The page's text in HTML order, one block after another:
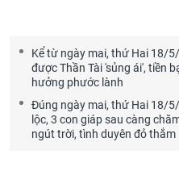
Kể từ ngày mai, thứ Hai 18/
được Thần Tài 'sủng ái', tiền
hưởng phước lành
Đúng ngày mai, thứ Hai 18/
lộc, 3 con giáp sau càng
ngút trời, tình duyên đỏ thắm